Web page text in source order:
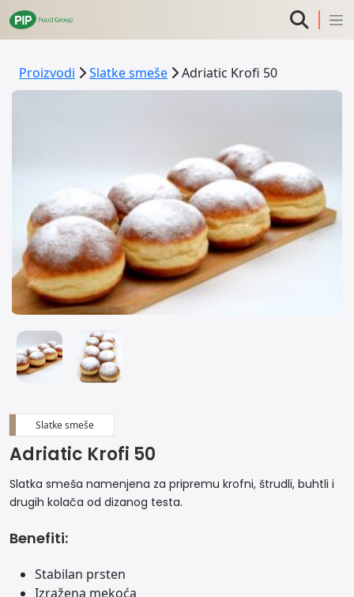
Proizvodi Slatke smeše Adriatic Krofi 50
Slatke smeše
Adriatic Krofi 50
Slatka smeša namenjena za pripremu krofni, štrudli, buhtli i
drugih kolača od dizanog testa.
Benefiti:
Stabilan prsten
Izražena mekoća